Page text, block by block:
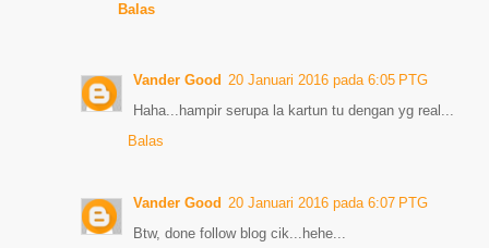
Balas
Vander Good 20 Januari 2016 pada 6:05 PTG
Haha...hampir serupa la kartun tu dengan yg real...
Balas
Vander Good 20 Januari 2016 pada 6:07 PTG
Btw, done follow blog cik...hehe...